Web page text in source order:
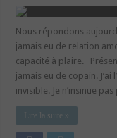
Nous répondons
jamais eu de relation
capacité à plaire.
jamais eu de copain.
invisible. Je n’insinue pas
Lire la suite »